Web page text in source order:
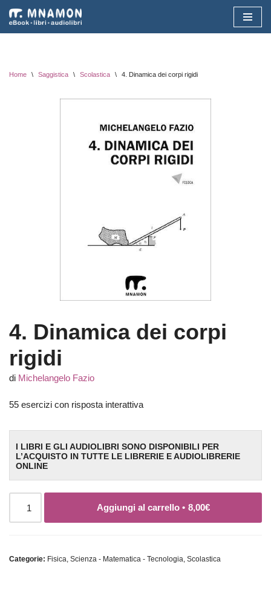
Vai
Home \ Saggistica \ Scolastica \ 4. Dinamica dei corpi rigidi
4. Dinamica dei corpi
rigidi
di Michelangelo Fazio
55 esercizi con risposta interattiva
I LIBRI E GLI AUDIOLIBRI SONO DISPONIBILI PER
L’ACQUISTO IN TUTTE LE LIBRERIE E AUDIOLIBRERIE
ONLINE
Aggiungi al carrello • 8,00€
Categorie: Fisica, Scienza - Matematica - Tecnologia, Scolastica